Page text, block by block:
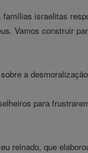
israelitas
Vamos construir
a
para
reinado, que